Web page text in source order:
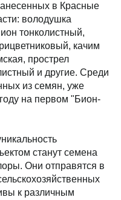
в Красные
володушка
тонколистный,
качим
прострел
и другие. Среди
из семян, уже
на первом "Бион-
станут семена
Они отправятся в
к различным